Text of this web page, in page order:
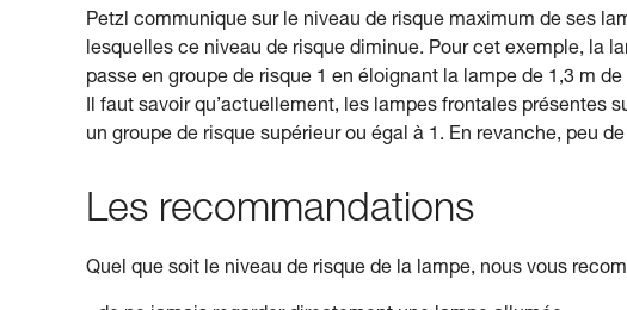
Petzl communique sur le niveau de risque maximum de ses
lesquelles ce niveau de risque diminue. Pour cet exemple, la
passe en groupe de risque 1 en éloignant la lampe de 1,3 m de
Il faut savoir qu’actuellement, les lampes frontales présentes
un groupe de risque supérieur ou égal à 1. En revanche, peu
Les recommandations
Quel que soit le niveau de risque de la lampe, nous vous